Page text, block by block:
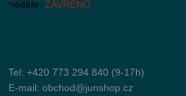
neděle: ZAVŘENO
Tel: +420 773 294 840 (9-17h)
E-mail: obchod@junshop.cz